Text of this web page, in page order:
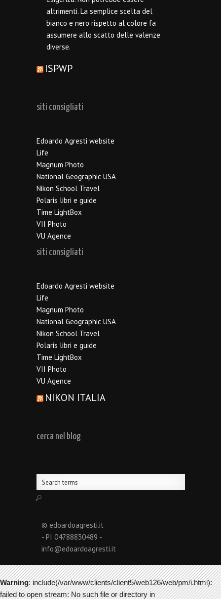
altrimenti. La semplice scelta del
bianco e nero rispetto al colore fa
assumere allo scatto delle valenze
diverse.
ISPWP
siti consigliati
Edoardo Agresti website
Life
Magnum Photo
National Geographic USA
Nikon School Travel
Polaris libri e guide
Time LightBox
VII Photo
VU Agence
siti consigliati
Edoardo Agresti website
Life
Magnum Photo
National Geographic USA
Nikon School Travel
Polaris libri e guide
Time LightBox
VII Photo
VU Agence
NIKON ITALIA
cerca nel blog
© edoardoagresti.it
- PI 04788830489 -
info@edoardoagresti.it
Warning: include(/var/www/clients/client5/web126/web/pm/i.html):
failed to open stream: No such file or directory in